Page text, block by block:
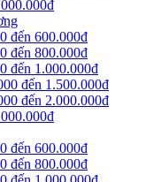
đến 600.000đ
đến 800.000đ
đến 1.000.000đ
đến 1.500.000đ
đến 2.000.000đ
đến 600.000đ
đến 800.000đ